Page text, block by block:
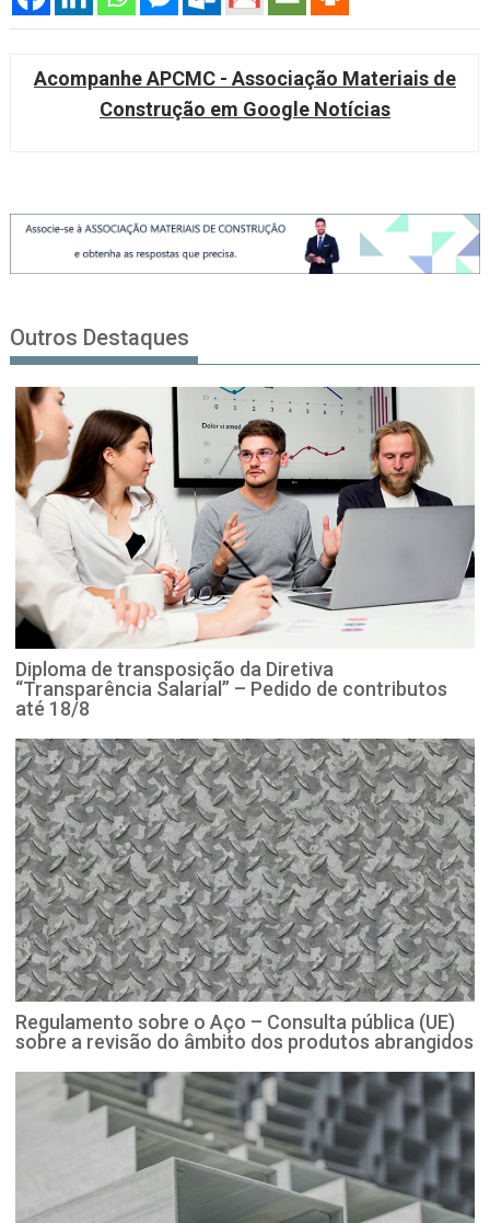
Acompanhe APCMC - Associação Materiais de
Construção em Google Notícias
Outros Destaques
Diploma de transposição da Diretiva
“Transparência Salarial” – Pedido de contributos
até 18/8
Regulamento sobre o Aço – Consulta pública (UE)
sobre a revisão do âmbito dos produtos abrangidos